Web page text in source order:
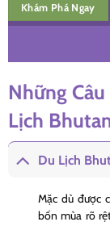
Khám Phá Ngay
Những
Lịch
Du Lịch
Mặc dù được
bốn mùa rõ